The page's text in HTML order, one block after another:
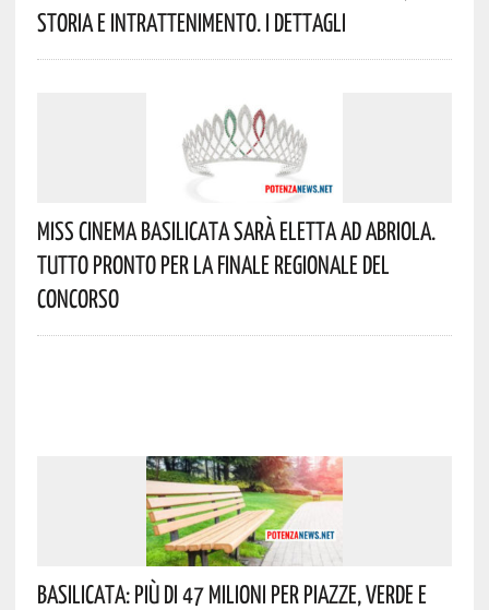
Storia E Intrattenimento. I Dettagli
Miss Cinema Basilicata Sarà Eletta Ad Abriola.
Tutto Pronto Per La Finale Regionale Del
Concorso
Basilicata: Più Di 47 Milioni Per Piazze, Verde E